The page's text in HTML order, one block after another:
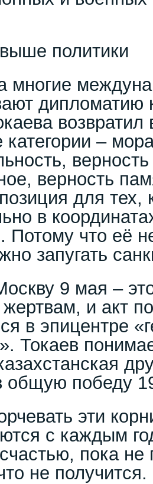
политики
многие
дипломатию
–
верность
для тех,
в
Потому что её
запугать
9 мая –
и акт
в эпицентре
Токаев
общую победу
эти
с каждым
пока не
не получится.